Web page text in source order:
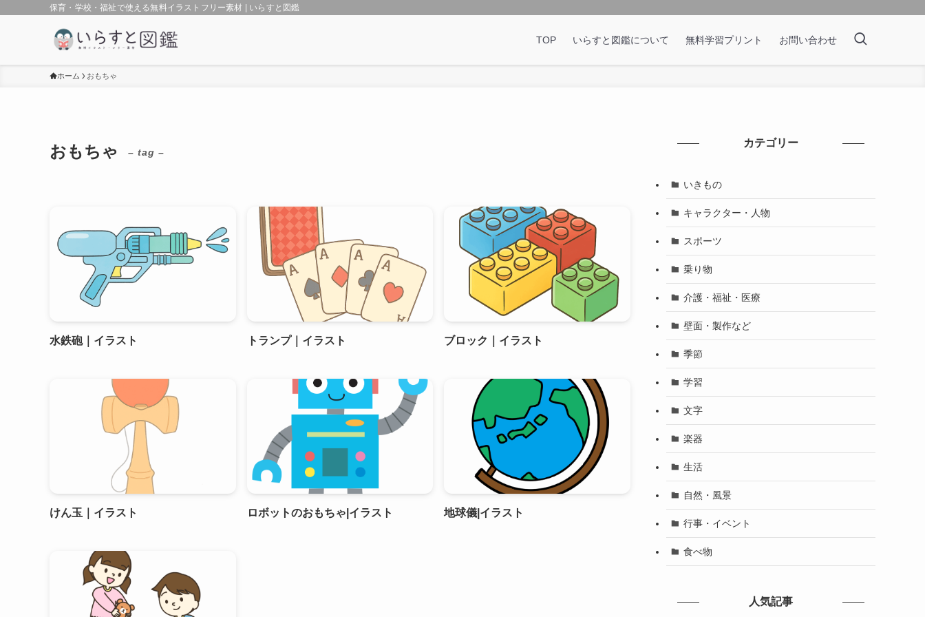
保育・学校・福祉で使える無料イラストフリー素材 | いらすと図鑑
TOP いらすと図鑑について 無料学習プリント お問い合わせ
ホーム おもちゃ
おもちゃ – tag –
水鉄砲｜イラスト トランプ｜イラスト ブロック｜イラスト
けん玉｜イラスト ロボットのおもちゃ|イラスト 地球儀|イラスト
カテゴリー
いきもの
キャラクター・人物
スポーツ
乗り物
介護・福祉・医療
壁面・製作など
季節
学習
文字
楽器
生活
自然・風景
行事・イベント
食べ物
人気記事